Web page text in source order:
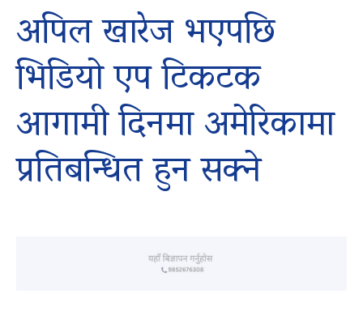
अपिल खारेज भएपछि
भिडियो एप टिकटक
आगामी दिनमा अमेरिकामा
प्रतिबन्धित हुन सक्ने